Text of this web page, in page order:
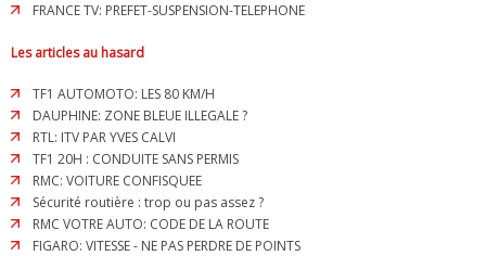
FRANCE TV: PREFET-SUSPENSION-TELEPHONE
Les articles au hasard
TF1 AUTOMOTO: LES 80 KM/H
DAUPHINE: ZONE BLEUE ILLEGALE ?
RTL: ITV PAR YVES CALVI
TF1 20H : CONDUITE SANS PERMIS
RMC: VOITURE CONFISQUEE
Sécurité routière : trop ou pas assez ?
RMC VOTRE AUTO: CODE DE LA ROUTE
FIGARO: VITESSE - NE PAS PERDRE DE POINTS